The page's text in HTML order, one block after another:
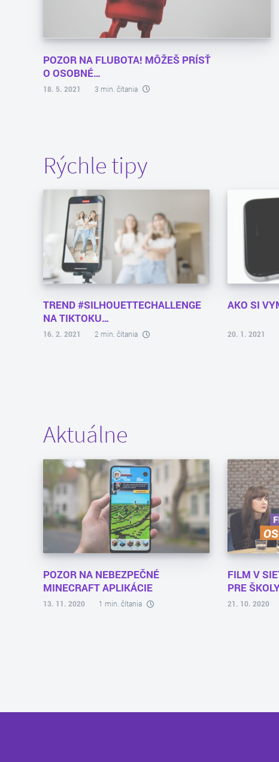
POZOR NA FLUBOTA! MÔŽEŠ PRÍSŤ
O OSOBNÉ…
18. 5. 2021 3 min. čítania
Rýchle tipy
TREND #SILHOUETTECHALLENGE
NA TIKTOKU…
16. 2. 2021 2 min. čítania
AKO SI
20. 1. 2021
Aktuálne
POZOR NA NEBEZPEČNÉ
MINECRAFT APLIKÁCIE
13. 11. 2020 1 min. čítania
FILM V
PRE
21. 10. 2020